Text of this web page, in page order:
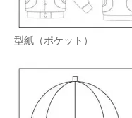
型紙（ポケット）